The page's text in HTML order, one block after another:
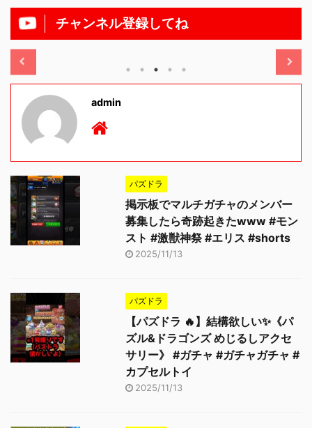
チャンネル登録してね
11/13
admin
パズドラ
掲示板でマルチガチャのメンバー
募集したら奇跡起きたwww #モン
スト #激獣神祭 #エリス #shorts
2025/11/13
パズドラ
【パズドラ 🔥】結構欲しい✨《パ
ズル&ドラゴンズ めじるしアクセ
サリー》 #ガチャ #ガチャガチャ #
カプセルトイ
2025/11/13